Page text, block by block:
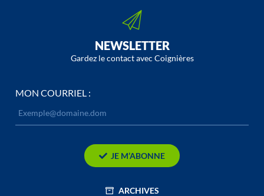
NEWSLETTER
Gardez le contact avec Coignières
MON COURRIEL :
JE M’ABONNE
ARCHIVES